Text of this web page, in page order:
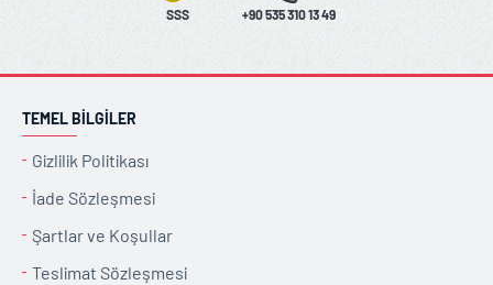
SSS +90 535 310 13 49
TEMEL BILGILER
Gizlilik Politikası
İade Sözleşmesi
Şartlar ve Koşullar
Teslimat Sözleşmesi